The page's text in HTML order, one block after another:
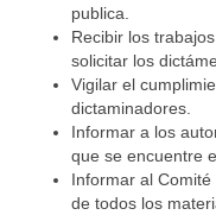
publica.
Recibir los
solicitar los
Vigilar el
dictaminadores.
Informar a los
que se encuentre
Informar al
de todos los